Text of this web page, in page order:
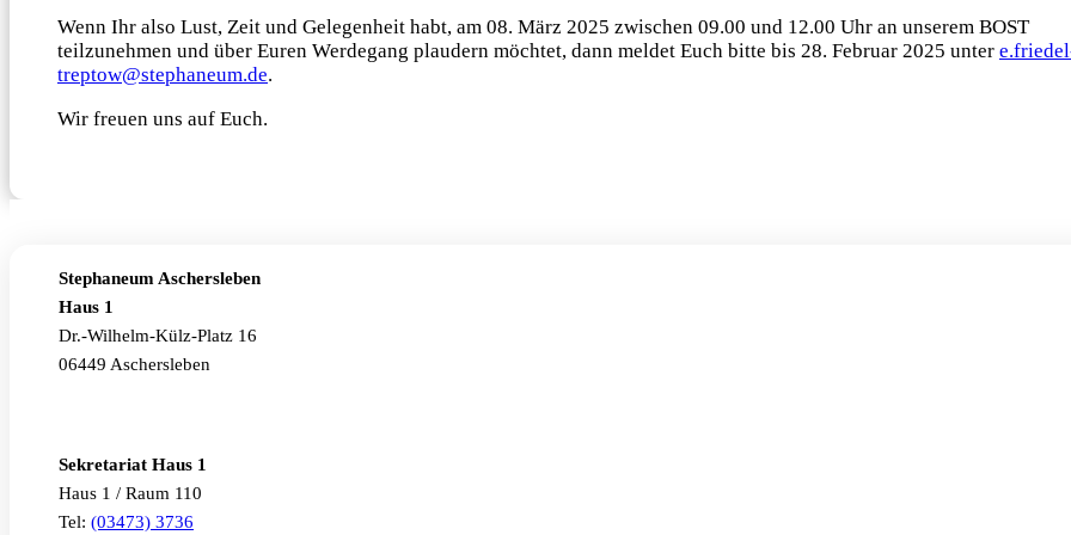
Wenn Ihr also Lust, Zeit und Gelegenheit habt, am 08. März 2025 zwischen 09.00 und 12.00 Uhr an unserem BOST
teilzunehmen und über Euren Werdegang plaudern möchtet, dann meldet Euch bitte bis 28. Februar 2025 unter
treptow@stephaneum.de.
Wir freuen uns auf Euch.
Stephaneum Aschersleben
Haus 1
Dr.-Wilhelm-Külz-Platz 16
06449 Aschersleben
Sekretariat Haus 1
Haus 1 / Raum 110
Tel: (03473) 3736